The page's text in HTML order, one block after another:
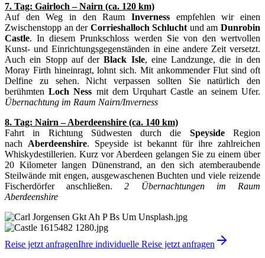
7. Tag: Gairloch – Nairn (ca. 120 km)
Auf den Weg in den Raum Inverness empfehlen wir einen
Zwischenstopp an der Corrieshalloch Schlucht und amDunrobin
Castle. In diesem Prunkschloss werden Sie von den wertvollen
Kunst- und Einrichtungsgegenständen in eine andere Zeit versetzt.
Auch ein Stopp auf derBlack Isle, eine Landzunge, die in den
Moray Firth hineinragt, lohnt sich. Mit ankommender Flut sind oft
Delfine zu sehen. Nicht verpassen sollten Sie natürlich den
berühmtenLoch Ness mit dem Urquhart Castle an seinem Ufer.
Übernachtung im Raum Nairn/Inverness
8. Tag: Nairn – Aberdeenshire (ca. 140 km)
Fahrt in Richtung Südwesten durch die SpeysideRegion
nach Aberdeenshire. Speyside ist bekannt für ihre zahlreichen
Whiskydestillerien. Kurz vor Aberdeen gelangen Sie zu einem über
20 Kilometer langen Dünenstrand, an den sich atemberaubende
Steilwände mit engen, ausgewaschenen Buchten und viele reizende
Fischerdörfer anschließen.2 Übernachtungen im Raum
Aberdeenshire
Reise jetzt anfragenIhre individuelle Reise jetzt anfragen